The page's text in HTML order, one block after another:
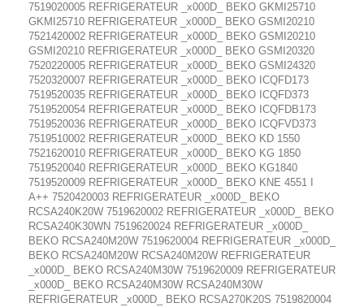
7519020005 REFRIGERATEUR _x000D_ BEKO GKMI25710
GKMI25710 REFRIGERATEUR _x000D_ BEKO GSMI20210
7521420002 REFRIGERATEUR _x000D_ BEKO GSMI20210
GSMI20210 REFRIGERATEUR _x000D_ BEKO GSMI20320
7520220005 REFRIGERATEUR _x000D_ BEKO GSMI24320
7520320007 REFRIGERATEUR _x000D_ BEKO ICQFD173
7519520035 REFRIGERATEUR _x000D_ BEKO ICQFD373
7519520054 REFRIGERATEUR _x000D_ BEKO ICQFDB173
7519520036 REFRIGERATEUR _x000D_ BEKO ICQFVD373
7519510002 REFRIGERATEUR _x000D_ BEKO KD 1550
7521620010 REFRIGERATEUR _x000D_ BEKO KG 1850
7519520040 REFRIGERATEUR _x000D_ BEKO KG1840
7519520009 REFRIGERATEUR _x000D_ BEKO KNE 4551 I
A++ 7520420003 REFRIGERATEUR _x000D_ BEKO
RCSA240K20W 7519620002 REFRIGERATEUR _x000D_ BEKO
RCSA240K30WN 7519620024 REFRIGERATEUR _x000D_
BEKO RCSA240M20W 7519620004 REFRIGERATEUR _x000D_
BEKO RCSA240M20W RCSA240M20W REFRIGERATEUR
_x000D_ BEKO RCSA240M30W 7519620009 REFRIGERATEUR
_x000D_ BEKO RCSA240M30W RCSA240M30W
REFRIGERATEUR _x000D_ BEKO RCSA270K20S 7519820004